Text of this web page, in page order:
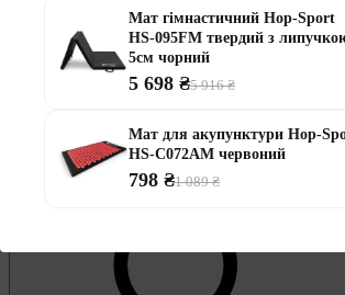
Мат гімнастичний Hop-Sport
HS-095FM твердий з
5см чорний
5 698 ₴5 916 ₴
Мат для акупунктури Hop-
HS-C072AM червоний
798 ₴1 089 ₴